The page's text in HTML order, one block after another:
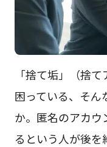
「捨て垢」（捨
困っている、そん
か。匿名のアカ
るという人が後